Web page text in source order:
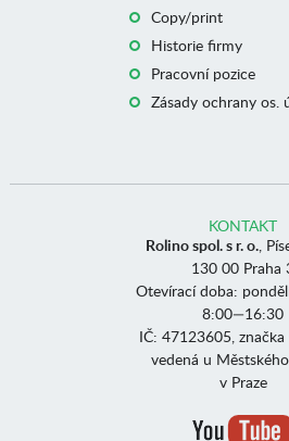
Copy/print
Historie firmy
Pracovní pozice
Zásady ochrany os.
KONTAKT
Rolino spol. s r. o.,
130 00 Praha
Otevírací doba:
8:00—16:30
IČ: 47123605,
vedená u
v Praze